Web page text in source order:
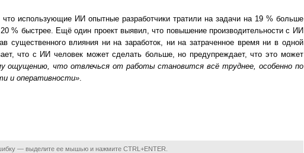
использующие ИИ опытные разработчики тратили на задачи на 19 % больше
% быстрее. Ещё один проект выявил, что повышение производительности с ИИ
существенного влияния ни на заработок, ни на затраченное время ни в одной
что с ИИ человек может сделать больше, но предупреждает, что это может
ощущению, что отвлечься от работы становится всё труднее, особенно по
и оперативности».
— выделите ее мышью и нажмите CTRL+ENTER.